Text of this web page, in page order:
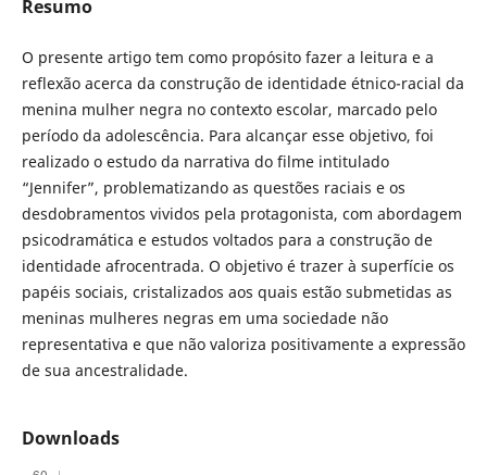
Resumo
O presente artigo tem como propósito fazer a leitura e a
reflexão acerca da construção de identidade étnico-racial da
menina mulher negra no contexto escolar, marcado pelo
período da adolescência. Para alcançar esse objetivo, foi
realizado o estudo da narrativa do filme intitulado
“Jennifer”, problematizando as questões raciais e os
desdobramentos vividos pela protagonista, com abordagem
psicodramática e estudos voltados para a construção de
identidade afrocentrada. O objetivo é trazer à superfície os
papéis sociais, cristalizados aos quais estão submetidas as
meninas mulheres negras em uma sociedade não
representativa e que não valoriza positivamente a expressão
de sua ancestralidade.
Downloads